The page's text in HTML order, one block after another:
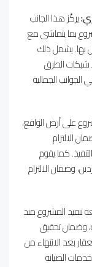
يركّز هذا الجانب
بما يتماشى مع
بها. يشمل ذلك
شبكات الطرق
الجمالية
على أرض الواقع،
الالتزام
كما يقوم
وضمان الالتزام
تنفيذ المشروع منذ
وضمان تحقيق
بعد الانتهاء من
الصيانة